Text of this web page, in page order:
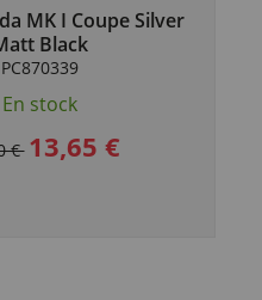
MK I Coupe Silver
Black
PC870339
En stock
€ 13,65 €